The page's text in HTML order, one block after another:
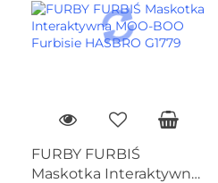
FURBY FURBIŚ
Maskotka Interaktywna